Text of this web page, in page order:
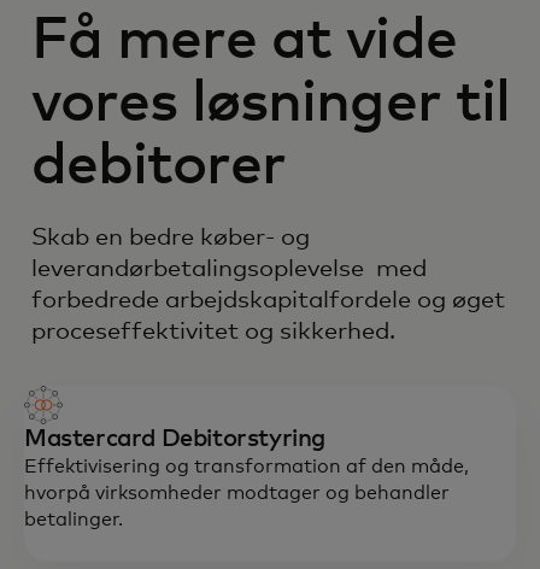
Få mere at vide
vores løsninger til
debitorer
Skab en bedre køber- og
leverandørbetalingsoplevelse med
forbedrede arbejdskapitalfordele og øget
proceseffektivitet og sikkerhed.
Mastercard Debitorstyring
Effektivisering og transformation af den måde,
hvorpå virksomheder modtager og behandler
betalinger.